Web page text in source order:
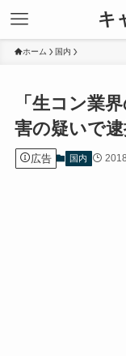
キ
ホーム 国内
「生コン業
害の疑いで
広告 国内